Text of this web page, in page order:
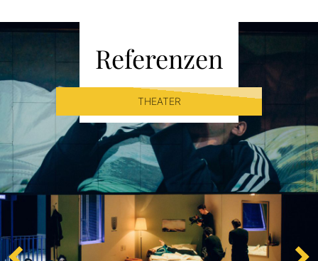
Referenzen
THEATER